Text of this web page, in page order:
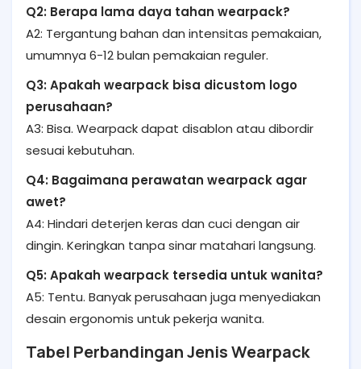
Q2: Berapa lama daya tahan wearpack?
A2: Tergantung bahan dan intensitas pemakaian,
umumnya 6-12 bulan pemakaian reguler.
Q3: Apakah wearpack bisa dicustom logo
perusahaan?
A3: Bisa. Wearpack dapat disablon atau dibordir
sesuai kebutuhan.
Q4: Bagaimana perawatan wearpack agar
awet?
A4: Hindari deterjen keras dan cuci dengan air
dingin. Keringkan tanpa sinar matahari langsung.
Q5: Apakah wearpack tersedia untuk wanita?
A5: Tentu. Banyak perusahaan juga menyediakan
desain ergonomis untuk pekerja wanita.
Tabel Perbandingan Jenis Wearpack